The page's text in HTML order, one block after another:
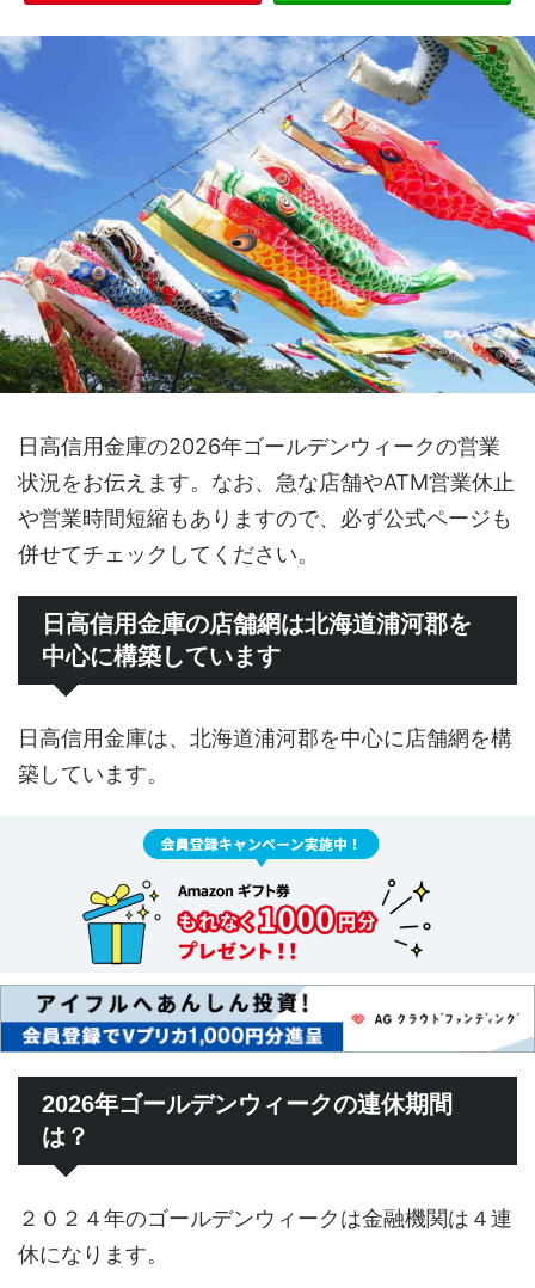
日高信用金庫の2026年ゴールデンウィークの営業
状況をお伝えます。なお、急な店舗やATM営業休止
や営業時間短縮もありますので、必ず公式ページも
併せてチェックしてください。
日高信用金庫の店舗網は北海道浦河郡を
中心に構築しています
日高信用金庫は、北海道浦河郡を中心に店舗網を構
築しています。
2026年ゴールデンウィークの連休期間
は？
２０２４年のゴールデンウィークは金融機関は４連
休になります。